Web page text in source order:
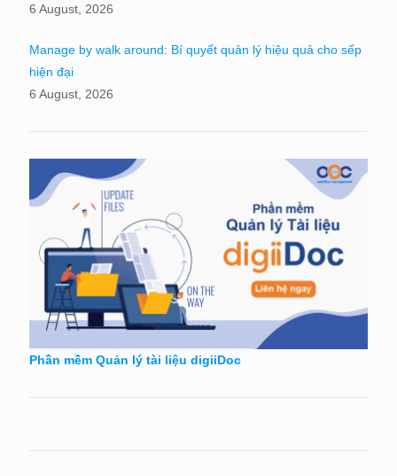
6 August, 2026
Manage by walk around: Bí quyết quản lý hiệu quả cho sếp
hiện đại
6 August, 2026
Phần mềm Quản lý tài liệu digiiDoc